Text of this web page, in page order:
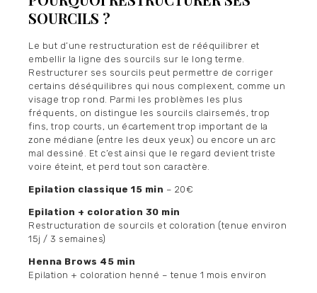
SOURCILS ?
Le but d’une restructuration est de rééquilibrer et
embellir la ligne des sourcils sur le long terme.
Restructurer ses sourcils peut permettre de corriger
certains déséquilibres qui nous complexent, comme un
visage trop rond. Parmi les problèmes les plus
fréquents, on distingue les sourcils clairsemés, trop
fins, trop courts, un écartement trop important de la
zone médiane (entre les deux yeux) ou encore un arc
mal dessiné. Et c’est ainsi que le regard devient triste
voire éteint, et perd tout son caractère.
Epilation classique 15 min – 20€
Epilation + coloration 30 min
Restructuration de sourcils et coloration (tenue environ
15j / 3 semaines)
Henna Brows 45 min
Epilation + coloration henné – tenue 1 mois environ